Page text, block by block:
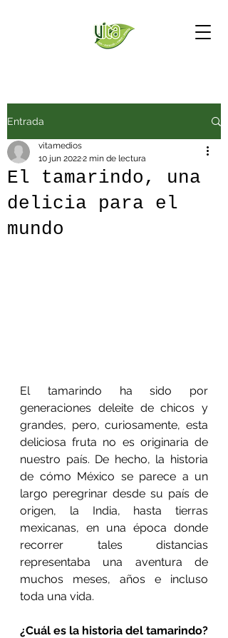
Entrada
El tamarindo, una
delicia para el
mundo
vitamedios
10 jun 20222 min de lectura
El tamarindo ha sido por
generaciones deleite de chicos y
grandes, pero, curiosamente, esta
deliciosa fruta no es originaria de
nuestro país. De hecho, la historia
de cómo México se parece a un
largo peregrinar desde su país de
origen, la India, hasta tierras
mexicanas, en una época donde
recorrer tales distancias
representaba una aventura de
muchos meses, años e incluso
toda una vida.
¿Cuál es la historia del tamarindo?